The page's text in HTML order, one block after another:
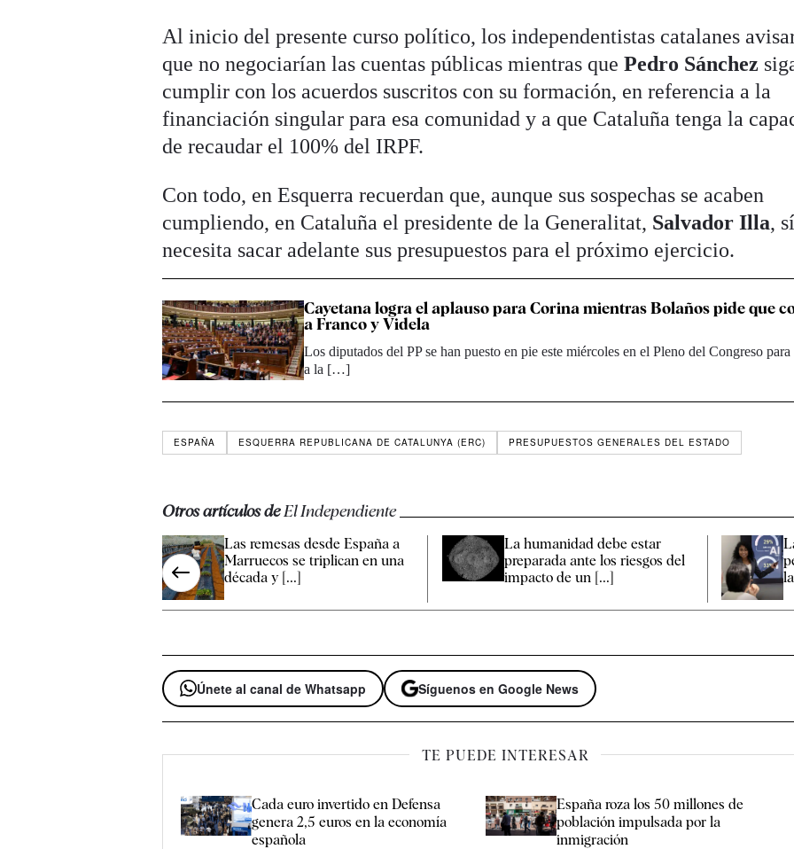
Al inicio del presente curso político, los independentistas catalanes
que no negociarían las cuentas públicas mientras quePedro Sánchez
cumplir con los acuerdos suscritos con su formación, en referencia a la
financiación singular para esa comunidad y a que Cataluña tenga la
de recaudar el 100% del IRPF.
Con todo, en Esquerra recuerdan que, aunque sus sospechas se acaben
cumpliendo, en Cataluña el presidente de la Generalitat, Salvador Illa,
necesita sacar adelante sus presupuestos para el próximo ejercicio.
Cayetana logra el aplauso para Corina mientras Bolaños pide que
a Franco y Videla
Los diputados del PP se han puesto en pie este miércoles en el Pleno del Congreso
a la […]
ESPAÑA ESQUERRA REPUBLICANA DE CATALUNYA (ERC) PRESUPUESTOS GENERALES DEL ESTADO
Otros artículos deEl Independiente
Las remesas desde España a
Marruecos se triplican en una
década y [...]
La humanidad debe estar
preparada ante los riesgos del
impacto de un [...]
Únete al canal de Whatsapp Síguenos en Google News
TE PUEDE INTERESAR
Cada euro invertido en Defensa
genera 2,5 euros en la economía
española
España roza los 50 millones de
población impulsada por la
inmigración